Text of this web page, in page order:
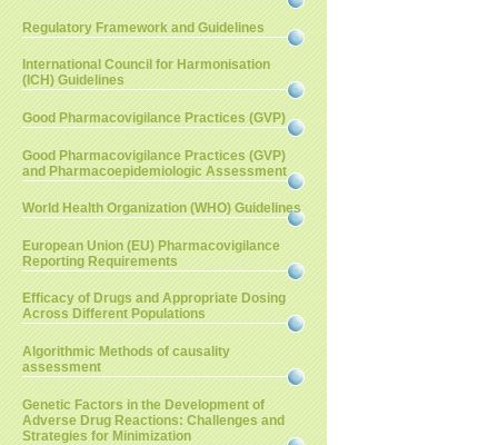
Regulatory Framework and Guidelines
International Council for Harmonisation
(ICH) Guidelines
Good Pharmacovigilance Practices (GVP)
Good Pharmacovigilance Practices (GVP)
and Pharmacoepidemiologic Assessment
World Health Organization (WHO) Guidelines
European Union (EU) Pharmacovigilance
Reporting Requirements
Efficacy of Drugs and Appropriate Dosing
Across Different Populations
Algorithmic Methods of causality
assessment
Genetic Factors in the Development of
Adverse Drug Reactions: Challenges and
Strategies for Minimization